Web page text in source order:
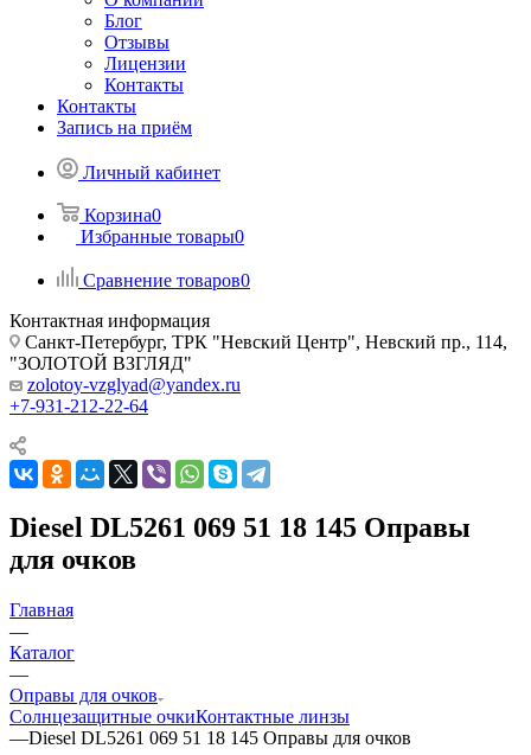
Блог
Отзывы
Лицензии
Контакты
Контакты
Запись на приём
Личный кабинет
Корзина0
Избранные товары0
Сравнение товаров0
Контактная информация
Санкт-Петербург, ТРК "Невский Центр", Невский пр., 114,
"ЗОЛОТОЙ ВЗГЛЯД"
zolotoy-vzglyad@yandex.ru
+7-931-212-22-64
Diesel DL5261 069 51 18 145 Оправы
для очков
Главная
—
Каталог
—
Оправы для очков
Солнцезащитные очкиКонтактные линзы
—Diesel DL5261 069 51 18 145 Оправы для очков